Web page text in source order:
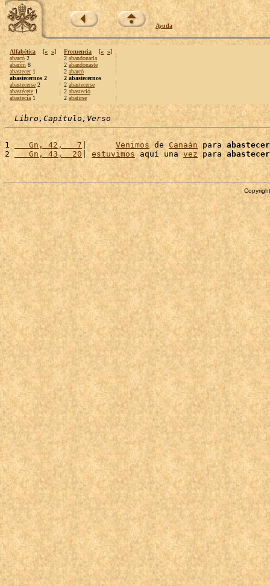
Ayuda
Alfabética [« »]
abarcó 2
abarím 8
abastecer1
abastecernos 2
abastecerse 2
abastécete 1
abastecía 1
Frecuencia [« »]
2 abandonarla
2 abandonaste
2 abarcó
2 abastecernos
2 abastecerse
2 abasteció
2 abatirse
Libro,Capítulo,Verso
1
   Gn, 42,   7
| Venimos de Canaán para
2
   Gn, 43,  20
| estuvimos aquí una vez para